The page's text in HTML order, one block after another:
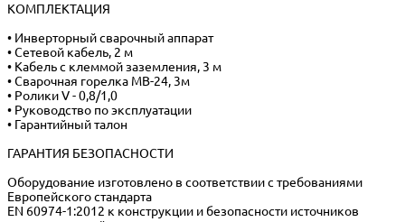
КОМПЛЕКТАЦИЯ
• Инверторный сварочный аппарат
• Сетевой кабель, 2 м
• Кабель с клеммой заземления, 3 м
• Сварочная горелка MB-24, 3м
• Ролики V - 0,8/1,0
• Руководство по эксплуатации
• Гарантийный талон
ГАРАНТИЯ БЕЗОПАСНОСТИ
Оборудование изготовлено в соответствии с требованиями
Европейского стандарта
EN 60974-1:2012 к конструкции и безопасности источников